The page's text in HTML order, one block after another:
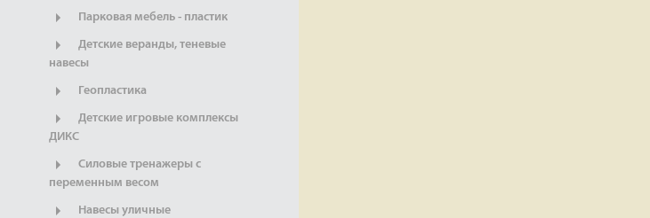
Парковая мебель - пластик
Детские веранды, теневые
навесы
Геопластика
Детские игровые комплексы
ДИКС
Силовые тренажеры с
переменным весом
Навесы уличные